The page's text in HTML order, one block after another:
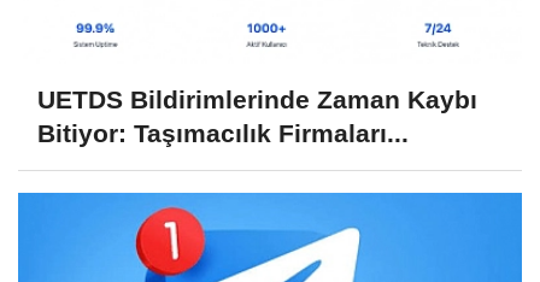
UETDS Bildirimlerinde Zaman Kaybı
Bitiyor: Taşımacılık Firmaları...